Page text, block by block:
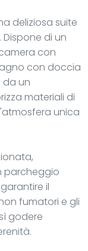
deliziosa suite
di un
con
con doccia
da un
materiali di
unica
parcheggio
il
fumatori e gli
godere